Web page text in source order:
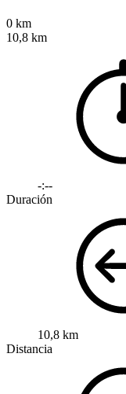
0 km
10,8 km
-:--
Duración
10,8 km
Distancia